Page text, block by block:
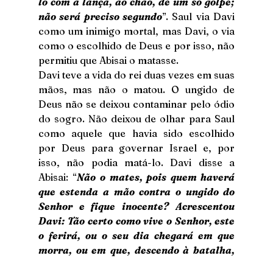
não será preciso segundo”. Saul via Davi
como um inimigo mortal, mas Davi, o via
como o escolhido de Deus e por isso, não
permitiu que Abisai o matasse.
Davi teve a vida do rei duas vezes em suas
mãos, mas não o matou. O ungido de
Deus não se deixou contaminar pelo ódio
do sogro. Não deixou de olhar para Saul
como aquele que havia sido escolhido
por Deus para governar Israel e, por
isso, não podia matá-lo. Davi disse a
Abisai: “Não o mates, pois quem haverá
que estenda a mão contra o ungido do
Senhor e fique inocente? Acrescentou
Davi: Tão certo como vive o Senhor, este
o ferirá, ou o seu dia chegará em que
morra, ou em que, descendo à batalha,